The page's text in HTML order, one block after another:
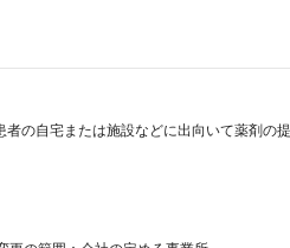
の自宅または施設などに出向いて薬剤の